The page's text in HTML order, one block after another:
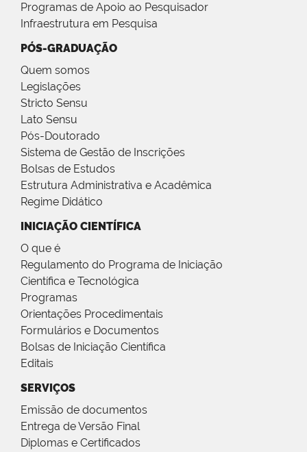
Programas de Apoio ao Pesquisador
Infraestrutura em Pesquisa
PÓS-GRADUAÇÃO
Quem somos
Legislações
Stricto Sensu
Lato Sensu
Pós-Doutorado
Sistema de Gestão de Inscrições
Bolsas de Estudos
Estrutura Administrativa e Acadêmica
Regime Didático
INICIAÇÃO CIENTÍFICA
O que é
Regulamento do Programa de Iniciação
Científica e Tecnológica
Programas
Orientações Procedimentais
Formulários e Documentos
Bolsas de Iniciação Científica
Editais
SERVIÇOS
Emissão de documentos
Entrega de Versão Final
Diplomas e Certificados